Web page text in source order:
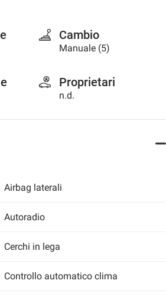
Cambio
Manuale (5)
Proprietari
n.d.
Airbag laterali
Autoradio
Cerchi in lega
Controllo automatico clima